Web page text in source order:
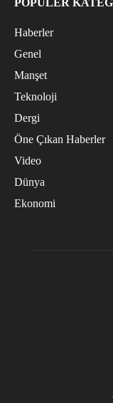
POPÜLER
Haberler
Genel
Manşet
Teknoloji
Dergi
Öne Çıkan Haberler
Video
Dünya
Ekonomi